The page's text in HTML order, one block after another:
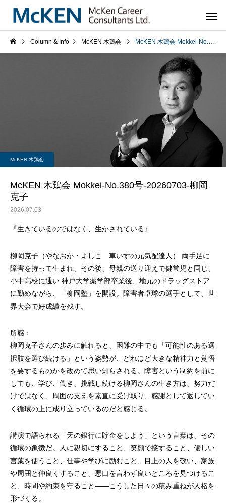
Column & Info McKEN 木鶏会 McKEN 木鶏会 Mokkei-No.380号-20260703-柳岡克子
McKEN 木鶏会
McKEN 木鶏会 Mokkei-No.380号-20260703-柳岡
克子
2026.07.03
『生きているのではなく、生かされている』
柳岡克子（やなおか・よしこ 車いすの元気配達人） 両手足に
障害を持って生まれ、その後、母親の送り迎えで健常児と同じ、
小中高校に通い 神戸大学薬学部卒業後、地元のドラッグストア
に勤めながら、「柳岡塾」を開設。障害者卓球の選手として、世
界大会で好成績を残す。
所感：
柳岡克子さんの歩みに触れると、困難の中でも「可能性のある選
択肢を選び続ける」という姿勢が、どれほど大きな精神力と覚悟
を要するものかを改めて思い知らされる。障害という制約を前に
しても、学び、働き、挑戦し続ける柳岡さんの生き方は、努力だ
けではなく、周囲の支えを素直に受け取り、感謝として返してい
く循環の上に成り立っているのだと感じる。
講演で語られる「天の銀行に貯金をしよう」という言葉は、その
循環の象徴だ。人に親切にすること、笑顔で接すること、優しい
言葉を使うこと、仕事や学びに励むこと、目上の人を敬い、家族
や周囲と仲良くすること、悪口を言わず良いところを見つけるこ
と、時間や約束を守ること——こうした日々の積み重ねが人格を
形づくる。